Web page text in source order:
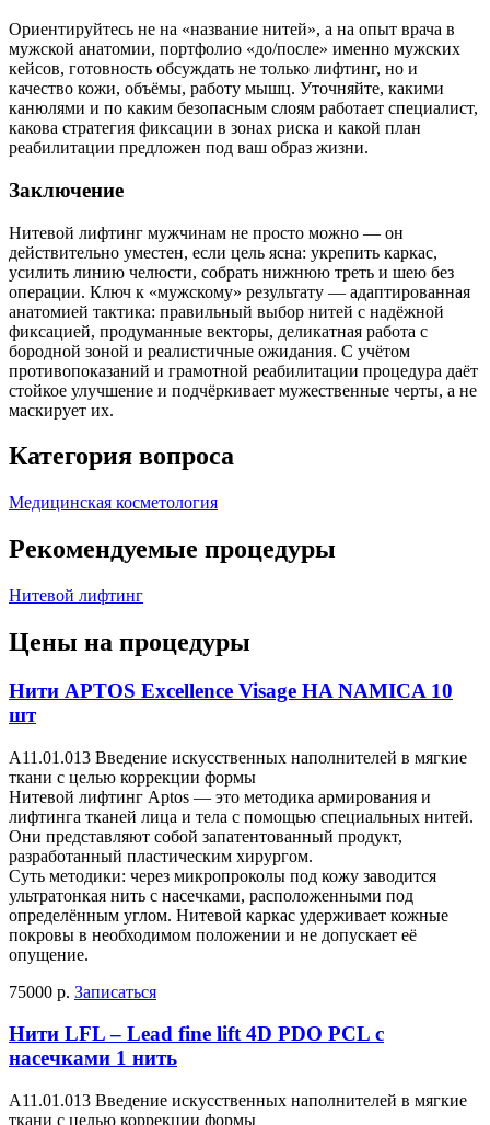
Ориентируйтесь не на «название нитей», а на опыт врача в
мужской анатомии, портфолио «до/после» именно мужских
кейсов, готовность обсуждать не только лифтинг, но и
качество кожи, объёмы, работу мышц. Уточняйте, какими
канюлями и по каким безопасным слоям работает специалист,
какова стратегия фиксации в зонах риска и какой план
реабилитации предложен под ваш образ жизни.
Заключение
Нитевой лифтинг мужчинам не просто можно — он
действительно уместен, если цель ясна: укрепить каркас,
усилить линию челюсти, собрать нижнюю треть и шею без
операции. Ключ к «мужскому» результату — адаптированная
анатомией тактика: правильный выбор нитей с надёжной
фиксацией, продуманные векторы, деликатная работа с
бородной зоной и реалистичные ожидания. С учётом
противопоказаний и грамотной реабилитации процедура даёт
стойкое улучшение и подчёркивает мужественные черты, а не
маскирует их.
Категория вопроса
Медицинская косметология
Рекомендуемые процедуры
Нитевой лифтинг
Цены на процедуры
Нити APTOS Excellence Visage HA NAMICA 10
шт
A11.01.013 Введение искусственных наполнителей в мягкие
ткани с целью коррекции формы
Нитевой лифтинг Aptos — это методика армирования и
лифтинга тканей лица и тела с помощью специальных нитей.
Они представляют собой запатентованный продукт,
разработанный пластическим хирургом.
Суть методики: через микропроколы под кожу заводится
ультратонкая нить с насечками, расположенными под
определённым углом. Нитевой каркас удерживает кожные
покровы в необходимом положении и не допускает её
опущение.
75000 р. Записаться
Нити LFL – Lead fine lift 4D PDO PCL с
насечками 1 нить
A11.01.013 Введение искусственных наполнителей в мягкие
ткани с целью коррекции формы